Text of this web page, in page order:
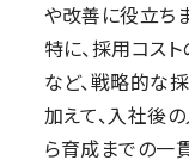
や改善に役立ちま
特に、採用コス
など、戦略的な
加えて、入社後
ら育成までの一